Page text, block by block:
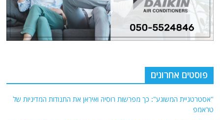
פוסטים אחרונים
"אסטרטגיית המשוגע": כך מפרשות רוסיה ואיראן את התנודות המדיניות של
טראמפ